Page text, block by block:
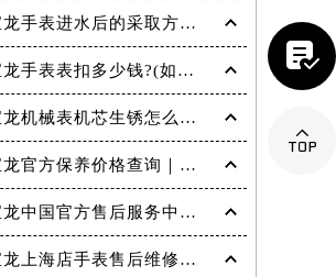
万宝龙手表进水后的采取方法！
万宝龙手表表扣多少钱?(如何选择适合自己的表扣呢?)
万宝龙机械表机芯生锈怎么修复
万宝龙官方保养价格查询｜权威信息公示（2026年6月最新）
万宝龙中国官方售后服务中心｜服务电话及24小时详细地址权威信息通知（2026年7月最新）
万宝龙上海店手表售后维修保养服务权威公示（2026年7月最新）

